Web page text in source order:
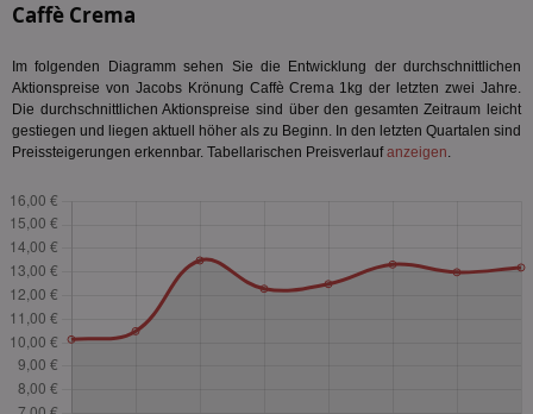
Caffè Crema
Im folgenden Diagramm sehen Sie die Entwicklung der durchschnittlichen
Aktionspreise von Jacobs Krönung Caffè Crema 1kg der letzten zwei Jahre.
Die durchschnittlichen Aktionspreise sind über den gesamten Zeitraum leicht
gestiegen und liegen aktuell höher als zu Beginn. In den letzten Quartalen sind
Preissteigerungen erkennbar. Tabellarischen Preisverlaufanzeigen.